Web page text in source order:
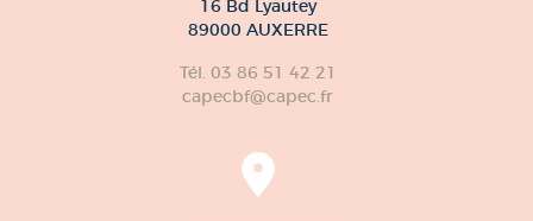
16 Bd Lyautey
89000 AUXERRE
Tél. 03 86 51 42 21
capecbf@capec.fr